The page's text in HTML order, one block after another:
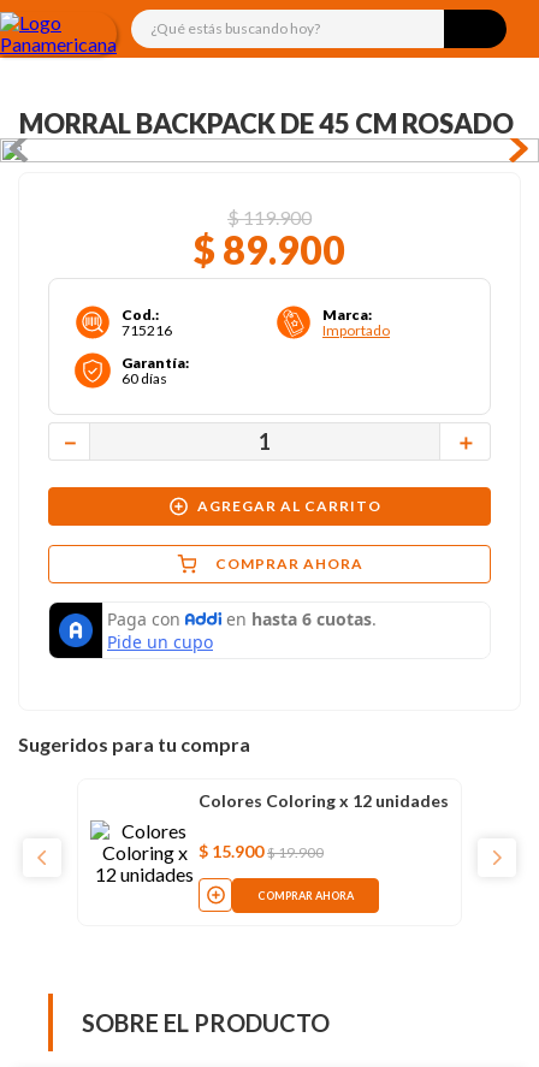
¿Qué estás buscando hoy?
MORRAL BACKPACK DE 45 CM ROSADO
$119.900
$ 89.900
Cod.:
715216
Marca:
Importado
Garantía:
60 días
＋
－
AGREGAR AL CARRITO
COMPRAR AHORA
Sugeridos para tu compra
Colores Coloring x 12 unidades
$ 15.900 $19.900
COMPRAR AHORA
SOBRE EL PRODUCTO